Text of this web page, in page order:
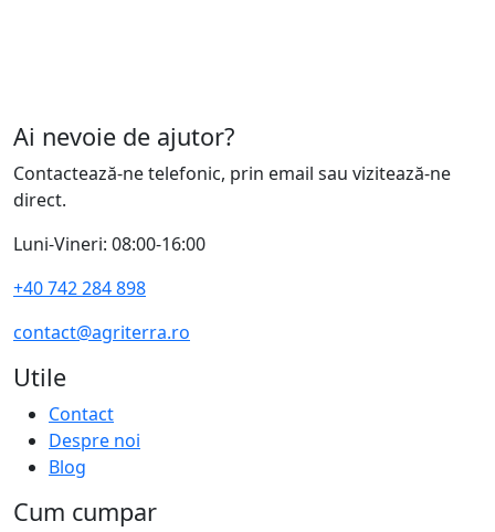
Ai nevoie de ajutor?
Contactează-ne telefonic, prin email sau vizitează-ne
direct.
Luni-Vineri: 08:00-16:00
+40 742 284 898
contact@agriterra.ro
Utile
Contact
Despre noi
Blog
Cum cumpar